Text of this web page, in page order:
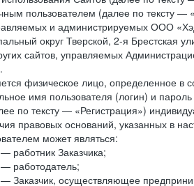
пользователем (далее по тексту
и администрируемых ООО
округ Тверской, 2-я
сайтов, управляемых
физическое лицо, определенное в
имя пользователя (логин) и
по тексту — «Регистрация»)
правовых оснований, указанных в
может являться:
работник Заказчика;
работодатель;
Заказчик, осуществляющее